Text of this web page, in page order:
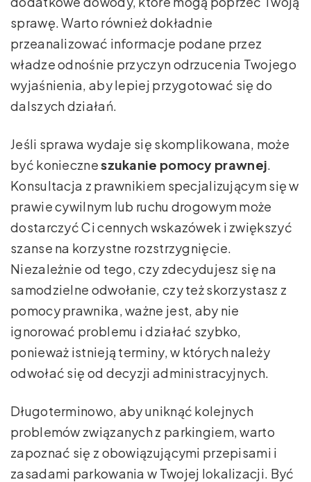
sprawę. Warto również dokładnie
przeanalizować informacje podane przez
władze odnośnie przyczyn odrzucenia Twojego
wyjaśnienia, aby lepiej przygotować się do
dalszych działań.
Jeśli sprawa wydaje się skomplikowana, może
być konieczneszukanie pomocy prawnej.
Konsultacja z prawnikiem specjalizującym się w
prawie cywilnym lub ruchu drogowym może
dostarczyć Ci cennych wskazówek i zwiększyć
szanse na korzystne rozstrzygnięcie.
Niezależnie od tego, czy zdecydujesz się na
samodzielne odwołanie, czy też skorzystasz z
pomocy prawnika, ważne jest, aby nie
ignorować problemu i działać szybko,
ponieważ istnieją terminy, w których należy
odwołać się od decyzji administracyjnych.
Długoterminowo, aby uniknąć kolejnych
problemów związanych z parkingiem, warto
zapoznać się z obowiązującymi przepisami i
zasadami parkowania w Twojej lokalizacji. Być